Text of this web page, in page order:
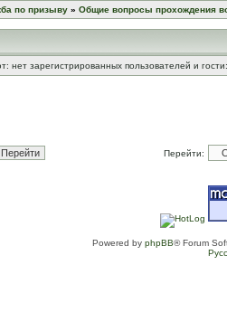
по призыву » Общие вопросы прохождения
нет зарегистрированных пользователей и
Перейти:
Powered by phpBB® Forum